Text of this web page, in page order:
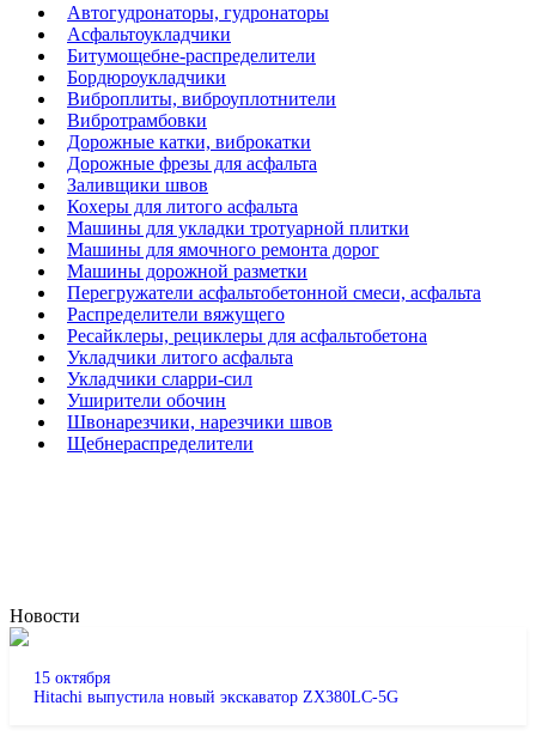
Автогудронаторы, гудронаторы
Асфальтоукладчики
Битумощебне-распределители
Бордюроукладчики
Виброплиты, виброуплотнители
Вибротрамбовки
Дорожные катки, виброкатки
Дорожные фрезы для асфальта
Заливщики швов
Кохеры для литого асфальта
Машины для укладки тротуарной плитки
Машины для ямочного ремонта дорог
Машины дорожной разметки
Перегружатели асфальтобетонной смеси, асфальта
Распределители вяжущего
Ресайклеры, рециклеры для асфальтобетона
Укладчики литого асфальта
Укладчики сларри-сил
Уширители обочин
Швонарезчики, нарезчики швов
Щебнераспределители
Новости
15 октября
Hitachi выпустила новый экскаватор ZX380LC-5G